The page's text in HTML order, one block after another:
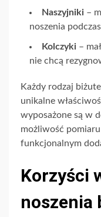
Naszyjniki –
noszenia
Kolczyki –
nie chcą
Każdy rodzaj
unikalne
wyposażone są w
możliwość
funkcjonalnym
Korzyści
noszenia